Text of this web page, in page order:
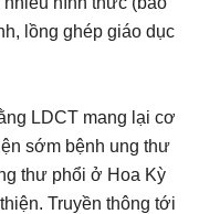
lồng ghép giáo dục
LDCT mang lại cơ
sớm bệnh ung thư
thư phổi ở Hoa Kỳ
Truyền thông tới